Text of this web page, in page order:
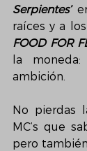
Serpientes’
raíces y a
FOOD FOR
la
ambición.
No pierdas
MC’s que
pero